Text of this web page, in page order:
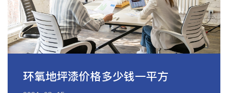
环氧地坪漆价格多少钱一平方